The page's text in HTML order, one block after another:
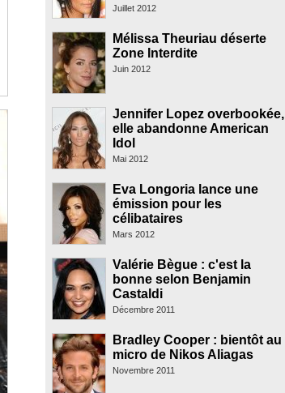
Juillet 2012
Mélissa Theuriau déserte
Zone Interdite
Juin 2012
Jennifer Lopez overbookée,
elle abandonne American
Idol
Mai 2012
Eva Longoria lance une
émission pour les
célibataires
Mars 2012
Valérie Bègue : c'est la
bonne selon Benjamin
Castaldi
Décembre 2011
Bradley Cooper : bientôt au
micro de Nikos Aliagas
Novembre 2011